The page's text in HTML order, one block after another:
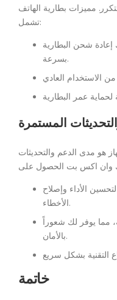
مميزات بطارية الهاتف
تشمل:
إعادة شحن البطارية
بسرعة.
المستمرة
هو مدى الدعم والتحديثات
الأداء وإصلاح
الأخطاء.
مما يوفر لك شعوراً
بالأمان.
خاتمة